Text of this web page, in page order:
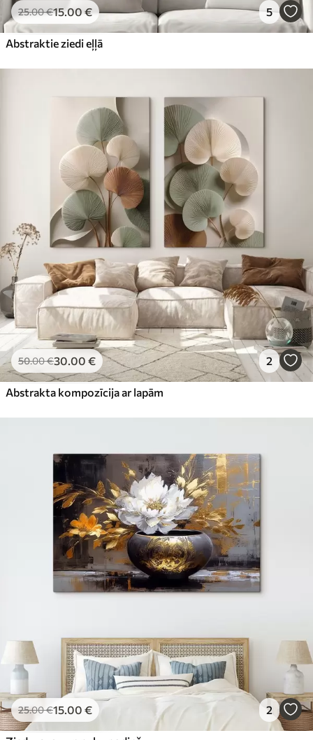
25.00€15.00€ 5
Abstraktie ziedi eļļā
50.00€30.00 € 2
Abstrakta kompozīcija ar lapām
25.00€15.00 € 2